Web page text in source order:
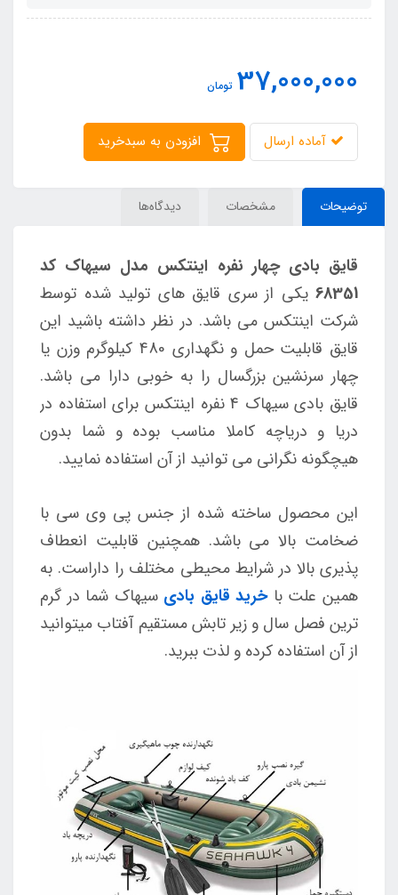
37,000,000 تومان
آماده ارسال
توضیحات مشخصات دیدگاه‌ها
قایق بادی چهار نفره اینتکس مدل سیهاک کد
68351 یکی از سری قایق های تولید شده توسط
شرکت اینتکس می باشد. در نظر داشته باشید این
قایق قابلیت حمل و نگهداری 480 کیلوگرم وزن یا
چهار سرنشین بزرگسال را به خوبی دارا می باشد.
قایق بادی سیهاک 4 نفره اینتکس برای استفاده در
دریا و دریاچه کاملا مناسب بوده و شما بدون
هیچگونه نگرانی می توانید از آن استفاده نمایید.
این محصول ساخته شده از جنس پی وی سی با
ضخامت بالا می باشد. همچنین قابلیت انعطاف
پذیری بالا در شرایط محیطی مختلف را داراست. به
همین علت باخرید قایق بادی سیهاک شما در گرم
ترین فصل سال و زیر تابش مستقیم آفتاب میتوانید
از آن استفاده کرده و لذت ببرید.